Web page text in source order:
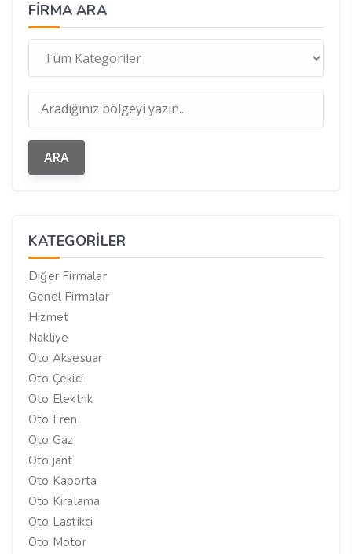
FIRMA ARA
KATEGORILER
Diğer Firmalar
Genel Firmalar
Hizmet
Nakliye
Oto Aksesuar
Oto Çekici
Oto Elektrik
Oto Fren
Oto Gaz
Oto jant
Oto Kaporta
Oto Kiralama
Oto Lastikci
Oto Motor